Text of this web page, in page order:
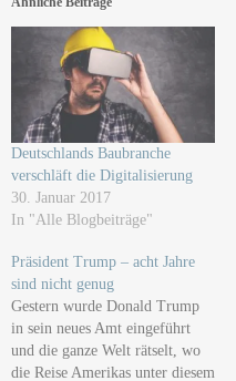
Deutschlands Baubranche
verschläft die Digitalisierung
30. Januar 2017
In "Alle Blogbeiträge"
Präsident Trump – acht Jahre
sind nicht genug
Gestern wurde Donald Trump
in sein neues Amt eingeführt
und die ganze Welt rätselt, wo
die Reise Amerikas unter diesem